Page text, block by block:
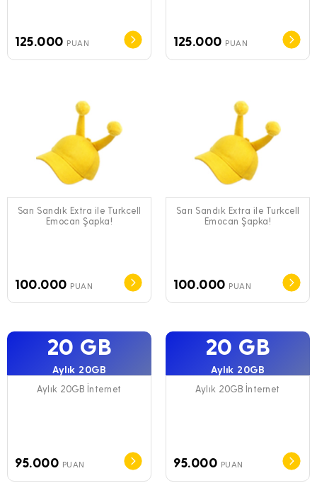
125.000 PUAN 125.000 PUAN
Sarı Sandık Extra ile Turkcell
Emocan Şapka!
100.000 PUAN
Sarı Sandık Extra ile Turkcell
Emocan Şapka!
100.000 PUAN
20 GB
Aylık 20GB
Aylık 20GB İnternet
95.000 PUAN
20 GB
Aylık 20GB
Aylık 20GB İnternet
95.000 PUAN